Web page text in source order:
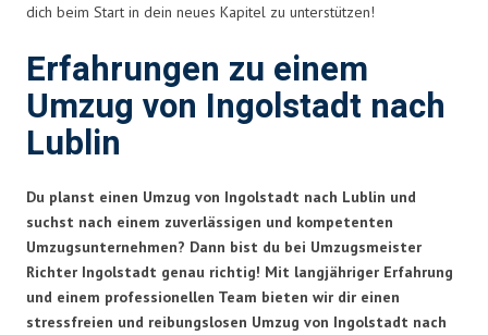
dich beim Start in dein neues Kapitel zu unterstützen!
Erfahrungen zu einem
Umzug von Ingolstadt nach
Lublin
Du planst einen Umzug von Ingolstadt nach Lublin und
suchst nach einem zuverlässigen und kompetenten
Umzugsunternehmen? Dann bist du bei Umzugsmeister
Richter Ingolstadt genau richtig! Mit langjähriger Erfahrung
und einem professionellen Team bieten wir dir einen
stressfreien und reibungslosen Umzug von Ingolstadt nach